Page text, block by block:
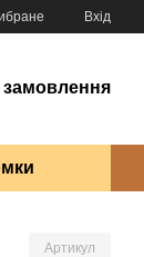
Вхід
замовлення
Артикул